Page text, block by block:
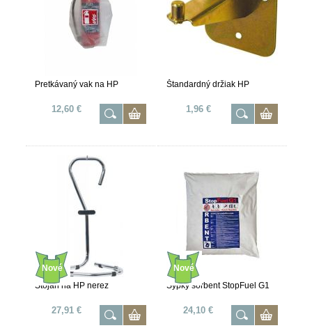
Pretkávaný vak na HP
12,60 €
Štandardný držiak HP
1,96 €
Nové
Stojan na HP nerez
27,91 €
Nové
Sypký sorbent StopFuel G1
24,10 €